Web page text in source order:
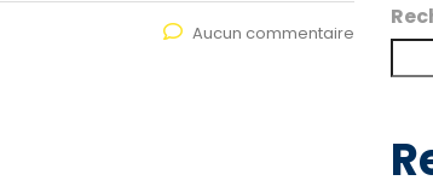
Aucun commentaire